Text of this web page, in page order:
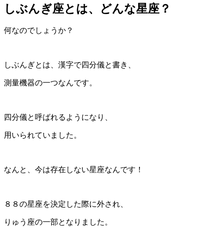
しぶんぎ座とは、どんな星座？
何なのでしょうか？
しぶんぎとは、漢字で四分儀と書き、
測量機器の一つなんです。
四分儀と呼ばれるようになり、
用いられていました。
なんと、今は存在しない星座なんです！
８８の星座を決定した際に外され、
りゅう座の一部となりました。